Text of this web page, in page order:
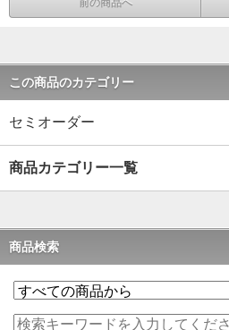
前の商品へ
この商品のカテゴリー
セミオーダー
商品カテゴリー一覧
商品検索